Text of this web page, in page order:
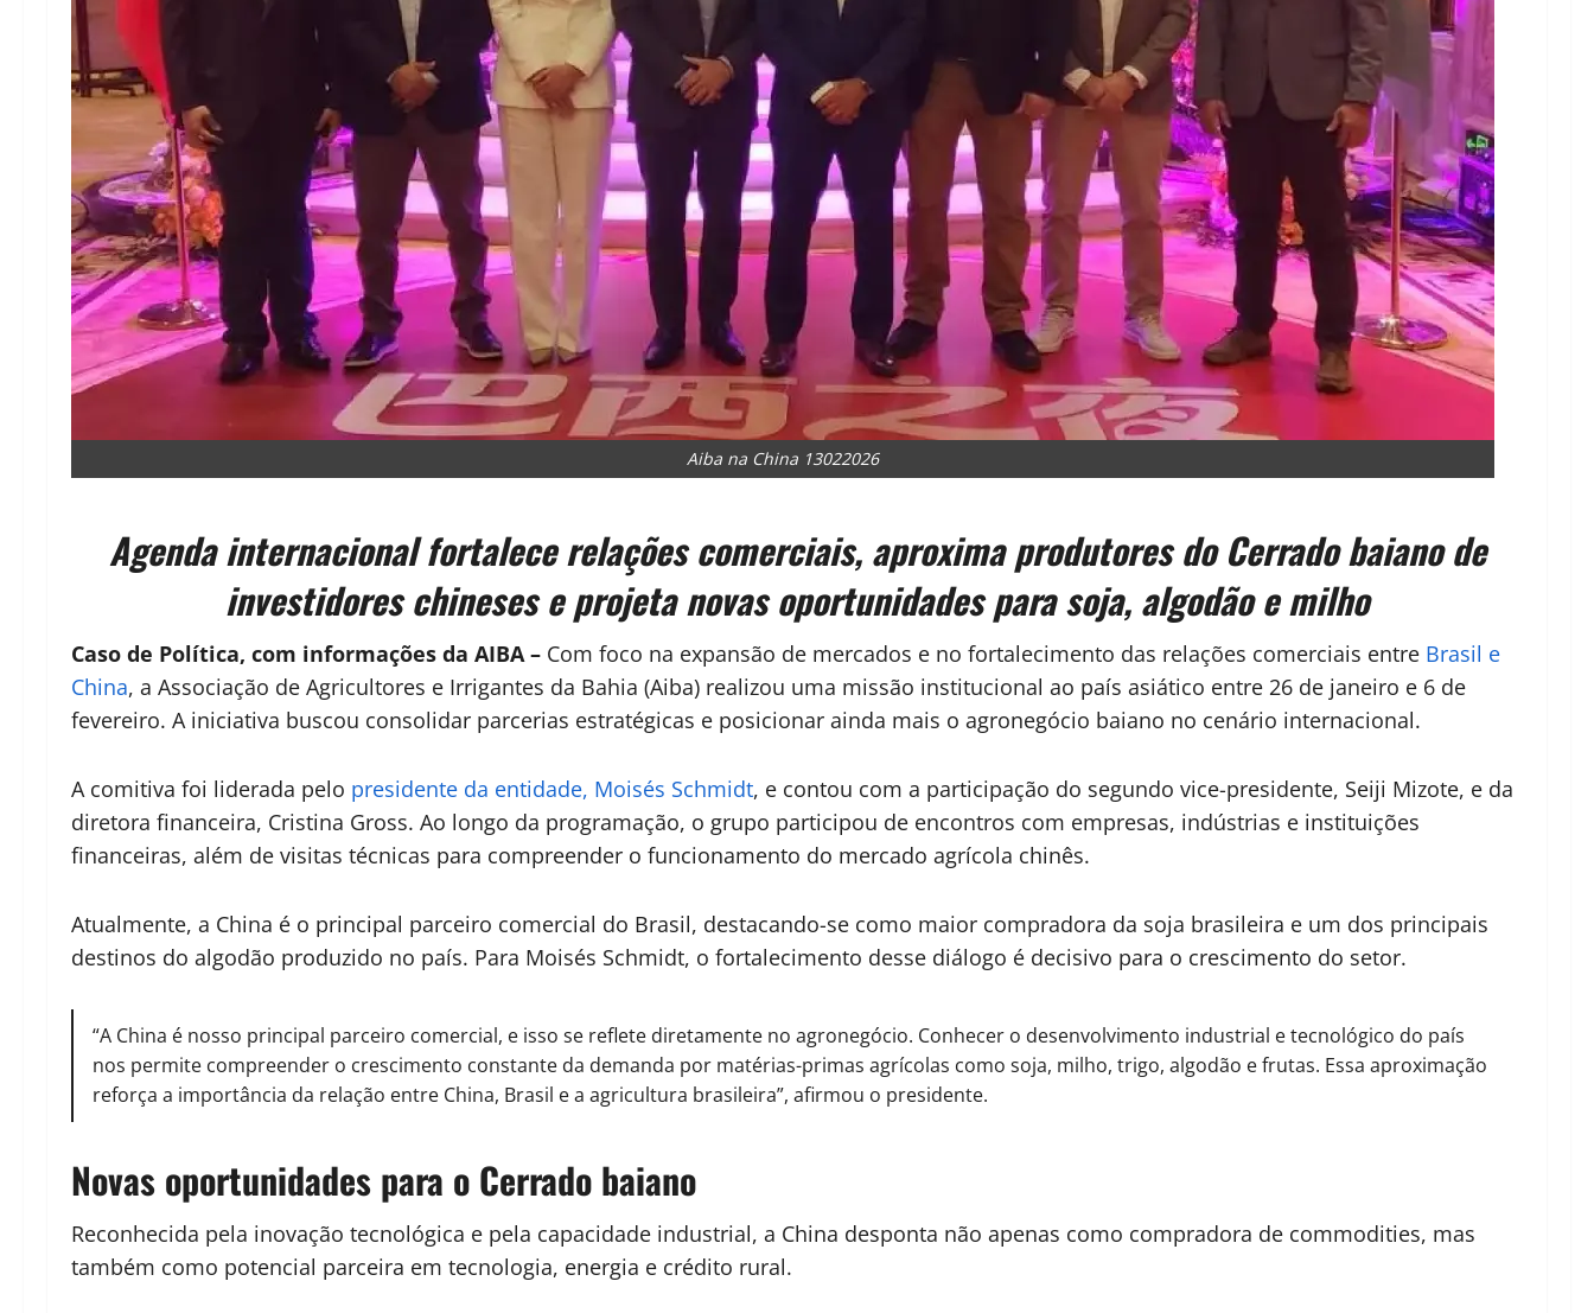
Aiba na China 13022026
Agenda internacional fortalece relações comerciais, aproxima produtores do Cerrado baiano de
investidores chineses e projeta novas oportunidades para soja, algodão e milho
Caso de Política, com informações da AIBA – Com foco na expansão de mercados e no fortalecimento das relações comerciais entre Brasil e
China, a Associação de Agricultores e Irrigantes da Bahia (Aiba) realizou uma missão institucional ao país asiático entre 26 de janeiro e 6 de
fevereiro. A iniciativa buscou consolidar parcerias estratégicas e posicionar ainda mais o agronegócio baiano no cenário internacional.
A comitiva foi liderada pelo presidente da entidade, Moisés Schmidt, e contou com a participação do segundo vice-presidente, Seiji Mizote, e da
diretora financeira, Cristina Gross. Ao longo da programação, o grupo participou de encontros com empresas, indústrias e instituições
financeiras, além de visitas técnicas para compreender o funcionamento do mercado agrícola chinês.
Atualmente, a China é o principal parceiro comercial do Brasil, destacando-se como maior compradora da soja brasileira e um dos principais
destinos do algodão produzido no país. Para Moisés Schmidt, o fortalecimento desse diálogo é decisivo para o crescimento do setor.
“A China é nosso principal parceiro comercial, e isso se reflete diretamente no agronegócio. Conhecer o desenvolvimento industrial e tecnológico do país
nos permite compreender o crescimento constante da demanda por matérias-primas agrícolas como soja, milho, trigo, algodão e frutas. Essa aproximação
reforça a importância da relação entre China, Brasil e a agricultura brasileira”, afirmou o presidente.
Novas oportunidades para o Cerrado baiano
Reconhecida pela inovação tecnológica e pela capacidade industrial, a China desponta não apenas como compradora de commodities, mas
também como potencial parceira em tecnologia, energia e crédito rural.